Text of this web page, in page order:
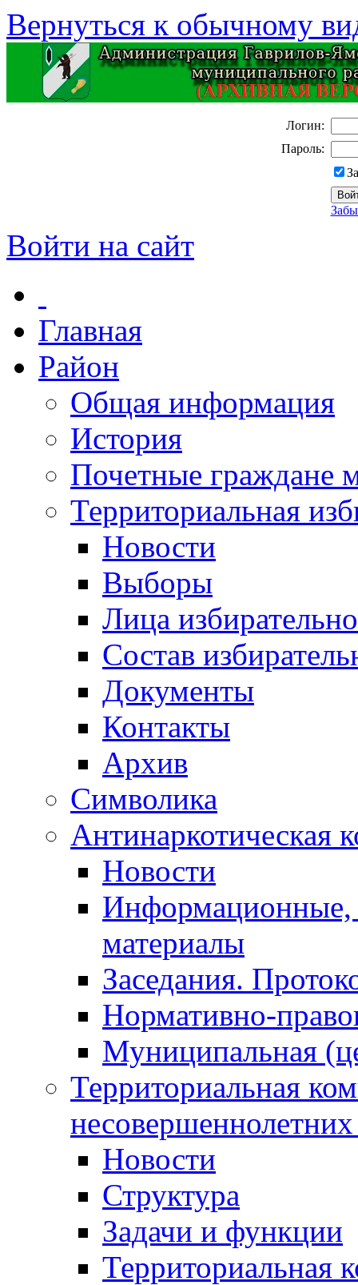
Вернуться к обычному
Логин:
Пароль:
Войти на сайт
Главная
Район
Общая информация
История
Почетные граждане
Территориальная
Новости
Выборы
Лица
Состав
Документы
Контакты
Архив
Символика
Антинаркотическая
Новости
Информационные,
материалы
Заседания.
Нормативно-
Муниципальная
Территориальная
Новости
Структура
Задачи и функции
Территориальная